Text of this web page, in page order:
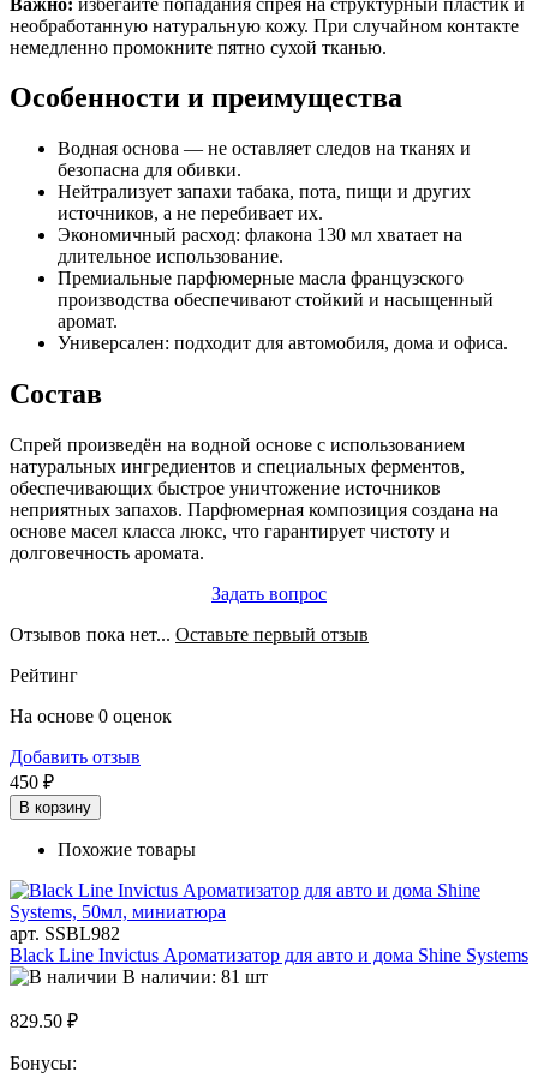
необработанную натуральную кожу. При случайном контакте
немедленно промокните пятно сухой тканью.
Особенности и преимущества
Водная основа — не оставляет следов на тканях и
безопасна для обивки.
Нейтрализует запахи табака, пота, пищи и других
источников, а не перебивает их.
Экономичный расход: флакона 130 мл хватает на
длительное использование.
Премиальные парфюмерные масла французского
производства обеспечивают стойкий и насыщенный
аромат.
Универсален: подходит для автомобиля, дома и офиса.
Состав
Спрей произведён на водной основе с использованием
натуральных ингредиентов и специальных ферментов,
обеспечивающих быстрое уничтожение источников
неприятных запахов. Парфюмерная композиция создана на
основе масел класса люкс, что гарантирует чистоту и
долговечность аромата.
Задать вопрос
Отзывов пока нет... Оставьте первый отзыв
Рейтинг
На основе 0 оценок
Добавить отзыв
450 ₽
В корзину
Похожие товары
арт. SSBL982
Black Line Invictus Ароматизатор для авто и дома Shine Systems
В наличии: 81 шт
829.50 ₽
Бонусы: